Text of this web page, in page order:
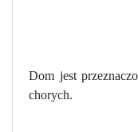
Dom jest
chorych.